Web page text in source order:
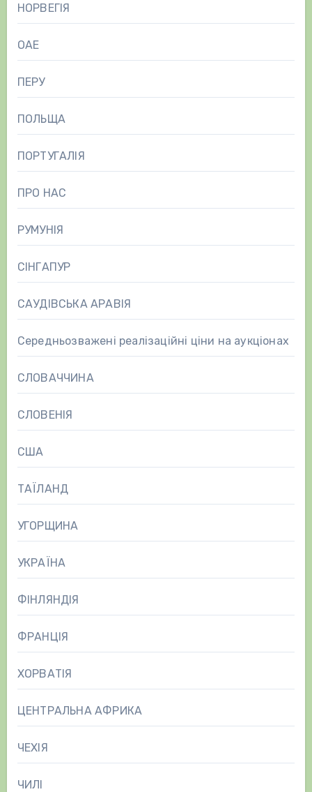
НОРВЕГІЯ
ОАЕ
ПЕРУ
ПОЛЬЩА
ПОРТУГАЛІЯ
ПРО НАС
РУМУНІЯ
СІНГАПУР
САУДІВСЬКА АРАВІЯ
Середньозважені реалізаційні ціни на аукціонах
СЛОВАЧЧИНА
СЛОВЕНІЯ
США
ТАЇЛАНД
УГОРЩИНА
УКРАЇНА
ФІНЛЯНДІЯ
ФРАНЦІЯ
ХОРВАТІЯ
ЦЕНТРАЛЬНА АФРИКА
ЧЕХІЯ
ЧИЛІ